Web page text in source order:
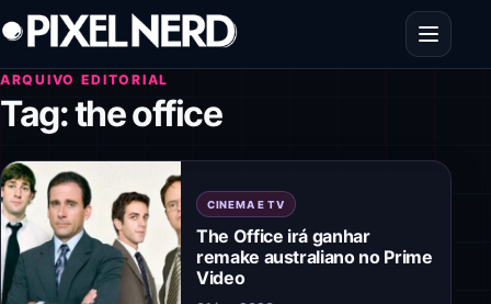
Pular para o conteúdo
Abrir
ARQUIVO EDITORIAL
Tag:the office
CINEMA E TV
The Office irá ganhar
remake australiano no Prime
Video